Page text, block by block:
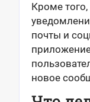
Кроме того,
почты и
новое